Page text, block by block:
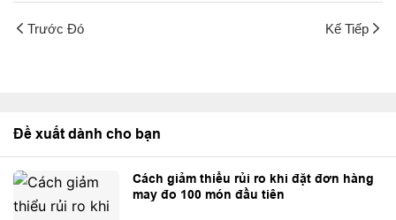
Trước Đó Kế Tiếp
Đề xuất dành cho bạn
Cách giảm thiểu rủi ro khi đặt đơn hàng
may đo 100 món đầu tiên